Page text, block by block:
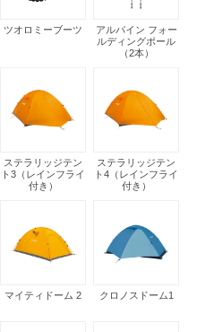
ツオロミーブーツ
アルパイン フォー
ルディングポール
（2本）
ステラリッジテン
ト3（レインフライ
付き）
ステラリッジテン
ト4（レインフライ
付き）
マイティドーム 2 クロノスドーム1